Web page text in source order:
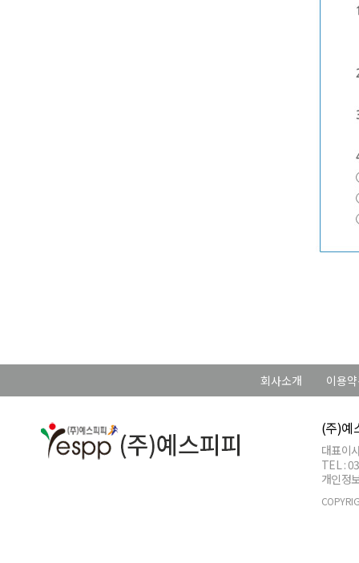
회사소개 이용
(주)예
대표이
TEL :
개인정